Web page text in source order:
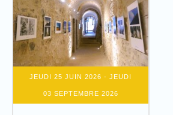
JEUDI 25 JUIN 2026 - JEUDI
03 SEPTEMBRE 2026